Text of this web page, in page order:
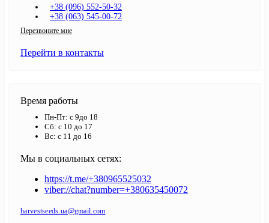
+38 (096) 552-50-32
+38 (063) 545-00-72
Перезвоните мне
Перейти в контакты
Время работы
Пн-Пт: с 9до 18
Сб: с 10 до 17
Вс: с 11 до 16
Мы в социальных сетях:
https://t.me/+380965525032
viber://chat?number=+380635450072
harvestseeds.ua@gmail.com